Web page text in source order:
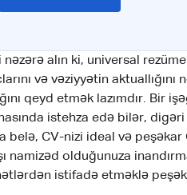
nəzərə alın ki, universal
və vəziyyətin
qeyd etmək lazımdır. Bir
istehza edə bilər,
belə, CV-nizi ideal və
namizəd olduğunuza
istifadə etməklə